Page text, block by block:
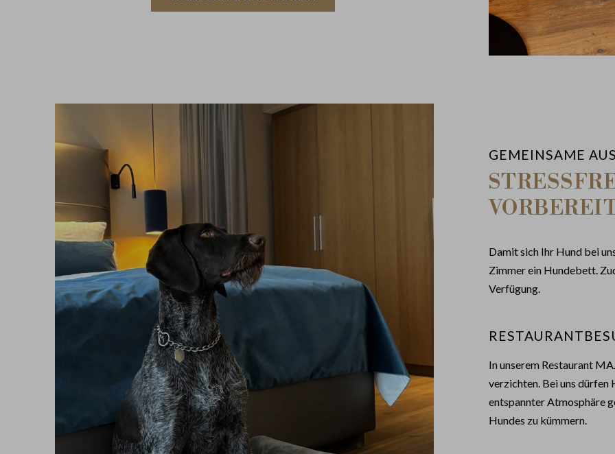
GEMEINSAME
Damit sich Ihr Hund bei
Zimmer ein Hundebett.
Verfügung.
In unserem Restaurant
verzichten. Bei uns dürfen
entspannter Atmosphäre
Hundes zu kümmern.